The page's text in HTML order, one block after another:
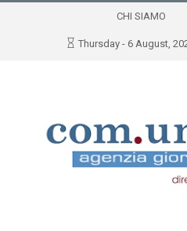
CHI SIAMO
Thursday - 6 August,